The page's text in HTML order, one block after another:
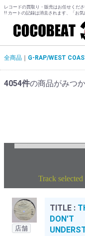
レコードの買取り・販売はお任せくだ
!! カートの記録は消去されます、「お気
全商品 G-RAP/WEST
4054件の商品がみつ
Track selected
店舗
TITLE :
DON'T